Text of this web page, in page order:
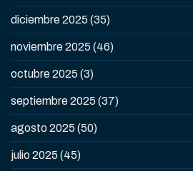
diciembre 2025 (35)
noviembre 2025 (46)
octubre 2025 (3)
septiembre 2025 (37)
agosto 2025 (50)
julio 2025 (45)